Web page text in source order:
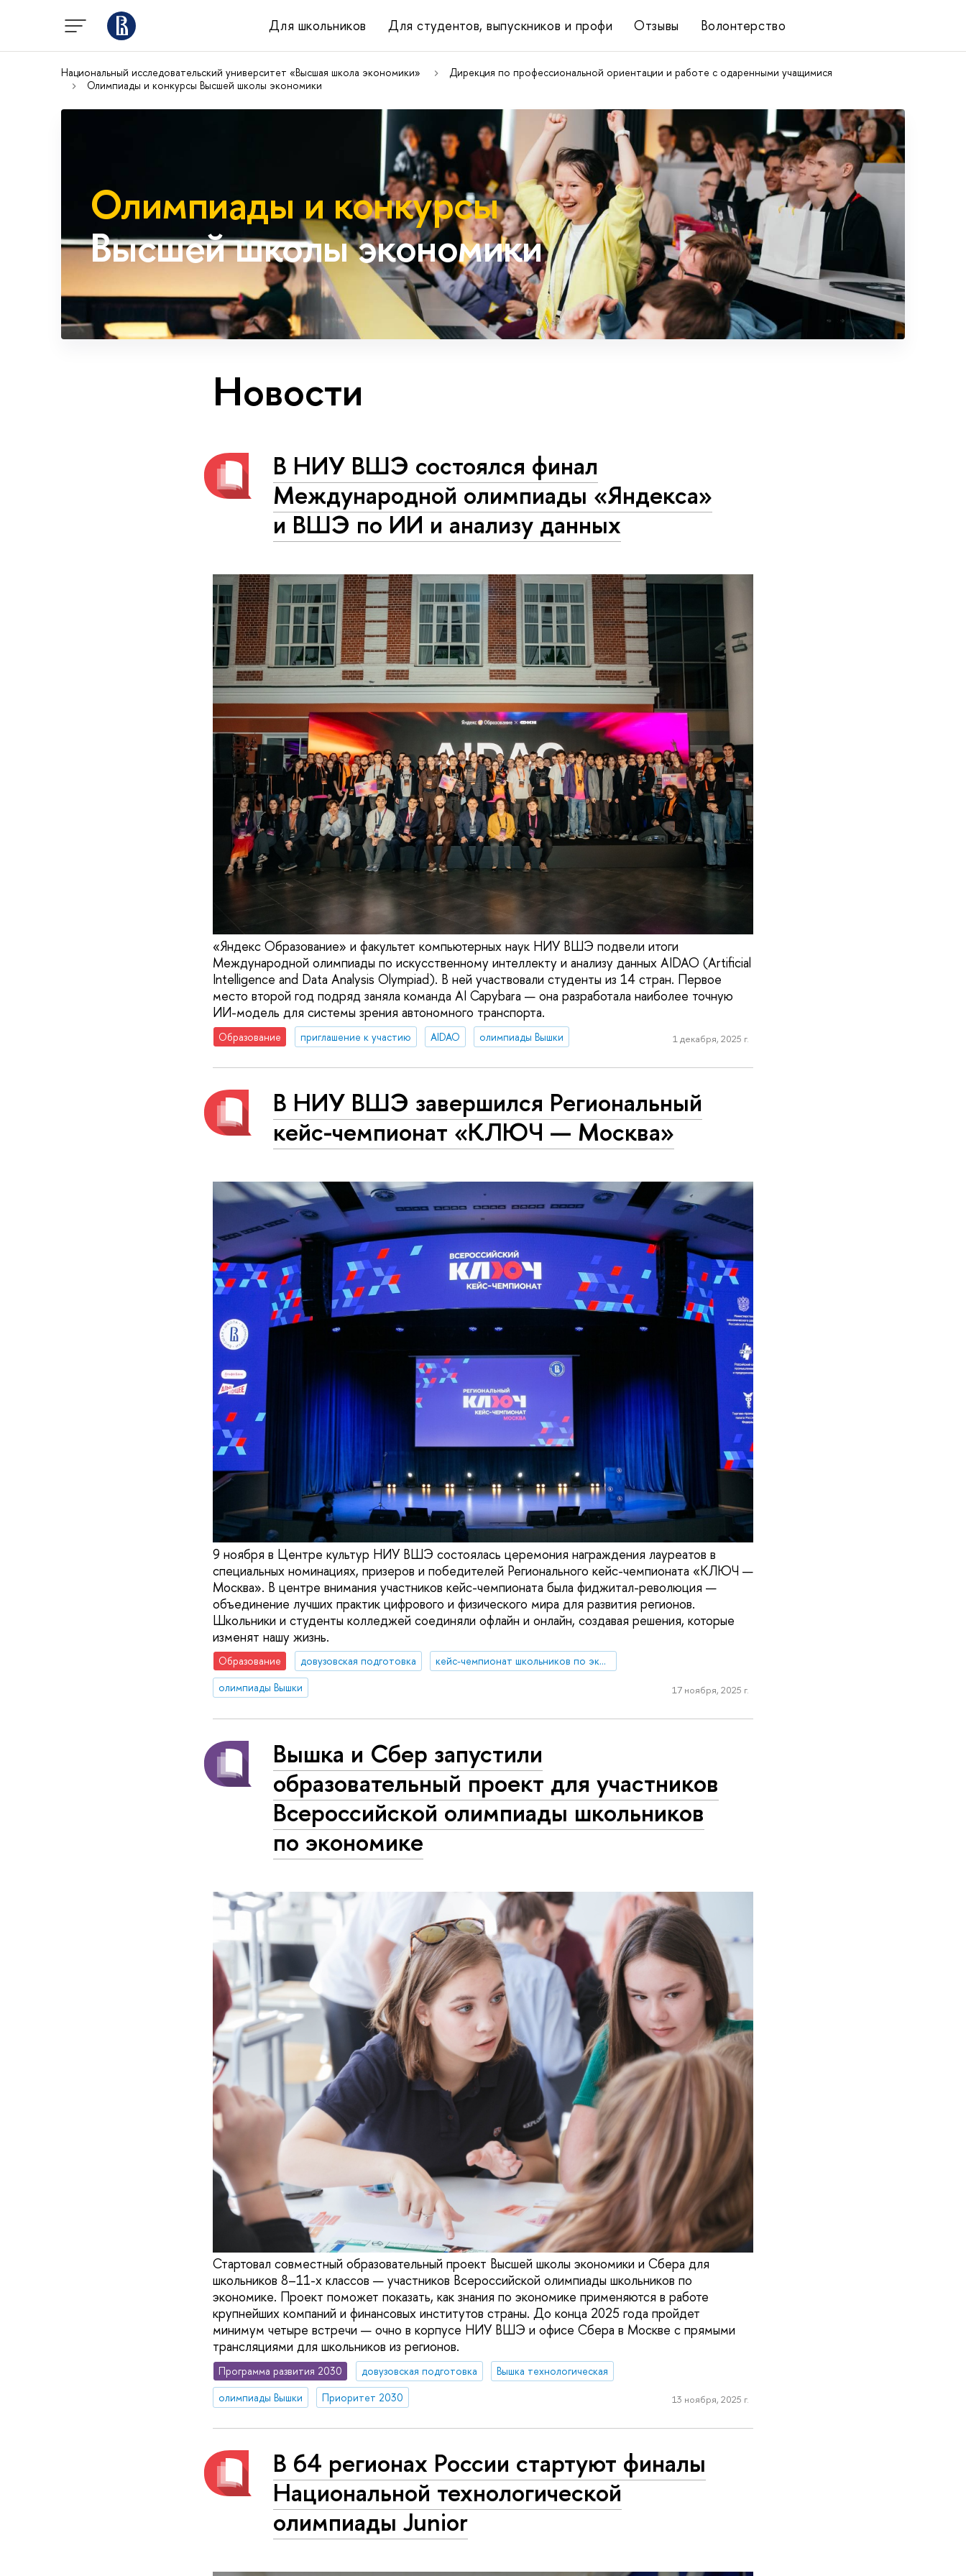
Для школьников Для студентов, выпускников и профи Отзывы Волонтерство
Национальный исследовательский университет «Высшая школа экономики»
Дирекция по профессиональной ориентации и работе с одаренными учащимися
Олимпиады и конкурсы Высшей школы экономики
Олимпиады и конкурсы
Высшей школы экономики
Новости
В НИУ ВШЭ состоялся финал
Международной олимпиады «Яндекса»
и ВШЭ по ИИ и анализу данных
«Яндекс Образование» и факультет компьютерных наук НИУ ВШЭ подвели итоги
Международной олимпиады по искусственному интеллекту и анализу данных AIDAO (Artificial
Intelligence and Data Analysis Olympiad). В ней участвовали студенты из 14 стран. Первое
место второй год подряд заняла команда AI Capybara — она разработала наиболее точную
ИИ-модель для системы зрения автономного транспорта.
Образование приглашение к участию AIDAO олимпиады Вышки 1 декабря, 2025 г.
В НИУ ВШЭ завершился Региональный
кейс-чемпионат «КЛЮЧ — Москва»
9 ноября в Центре культур НИУ ВШЭ состоялась церемония награждения лауреатов в
специальных номинациях, призеров и победителей Регионального кейс-чемпионата «КЛЮЧ —
Москва». В центре внимания участников кейс-чемпионата была фиджитал-революция —
объединение лучших практик цифрового и физического мира для развития регионов.
Школьники и студенты колледжей соединяли офлайн и онлайн, создавая решения, которые
изменят нашу жизнь.
Образование довузовская подготовка
кейс-чемпионат школьников по экономике и предпринимательству
олимпиады Вышки
17 ноября, 2025 г.
Вышка и Сбер запустили
образовательный проект для участников
Всероссийской олимпиады школьников
по экономике
Стартовал совместный образовательный проект Высшей школы экономики и Сбера для
школьников 8–11-х классов — участников Всероссийской олимпиады школьников по
экономике. Проект поможет показать, как знания по экономике применяются в работе
крупнейших компаний и финансовых институтов страны. До конца 2025 года пройдет
минимум четыре встречи — очно в корпусе НИУ ВШЭ и офисе Сбера в Москве с прямыми
трансляциями для школьников из регионов.
Программа развития 2030 довузовская подготовка
Вышка технологическая
олимпиады Вышки
Приоритет 2030 13 ноября, 2025 г.
В 64 регионах России стартуют финалы
Национальной технологической
олимпиады Junior